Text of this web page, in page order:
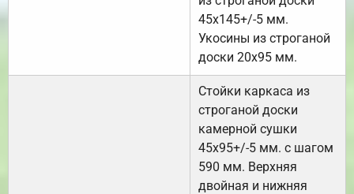
45х145+/-5 мм.
Укосины из строганой
доски 20х95 мм.
Стойки каркаса из
строганой доски
камерной сушки
45х95+/-5 мм. с шагом
590 мм. Верхняя
двойная и нижняя